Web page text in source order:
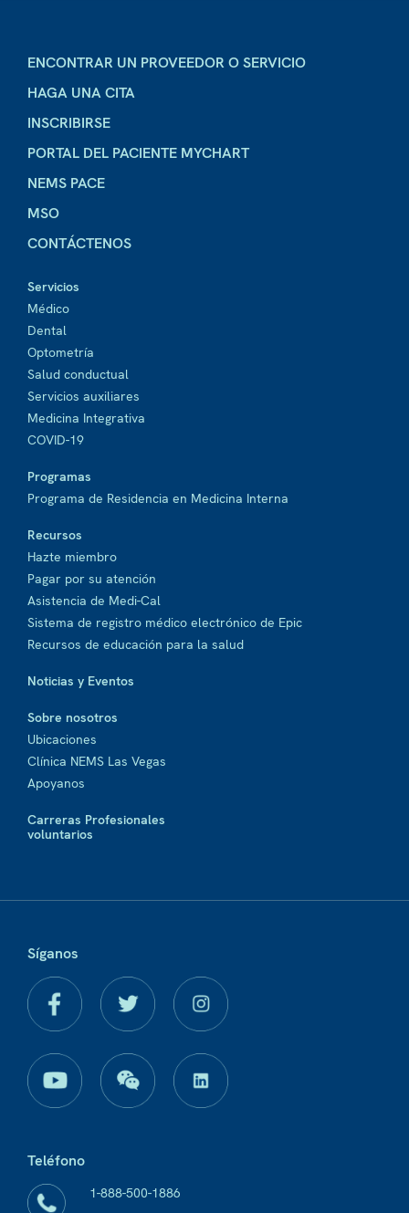
ENCONTRAR UN PROVEEDOR O SERVICIO
HAGA UNA CITA
INSCRIBIRSE
PORTAL DEL PACIENTE MYCHART
NEMS PACE
MSO
CONTÁCTENOS
Servicios
Médico
Dental
Optometría
Salud conductual
Servicios auxiliares
Medicina Integrativa
COVID-19
Programas
Programa de Residencia en Medicina Interna
Recursos
Hazte miembro
Pagar por su atención
Asistencia de Medi-Cal
Sistema de registro médico electrónico de Epic
Recursos de educación para la salud
Noticias y Eventos
Sobre nosotros
Ubicaciones
Clínica NEMS Las Vegas
Apoyanos
Carreras Profesionales
voluntarios
Síganos
Teléfono
1-888-500-1886